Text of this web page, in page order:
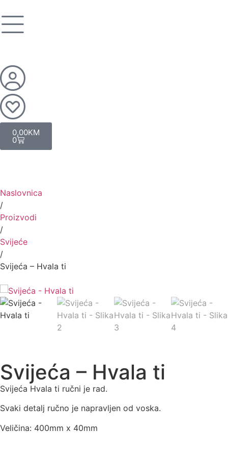
0,00KM
0
Naslovnica
/
Proizvodi
/
Svijeće
/
Svijeća – Hvala ti
Svijeća – Hvala ti
Svijeća Hvala ti ručni je rad.
Svaki detalj ručno je napravljen od voska.
Veličina: 400mm x 40mm